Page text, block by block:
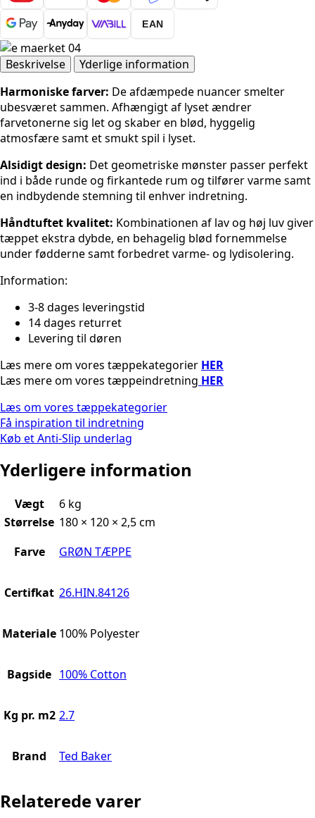
Rund
Jasper
Grøn
antal
EAN
Beskrivelse
Yderlige information
Harmoniske farver: De afdæmpede nuancer smelter
ubesværet sammen. Afhængigt af lyset ændrer
farvetonerne sig let og skaber en blød, hyggelig
atmosfære samt et smukt spil i lyset.
Alsidigt design: Det geometriske mønster passer perfekt
ind i både runde og firkantede rum og tilfører varme samt
en indbydende stemning til enhver indretning.
Håndtuftet kvalitet: Kombinationen af lav og høj luv giver
tæppet ekstra dybde, en behagelig blød fornemmelse
under fødderne samt forbedret varme- og lydisolering.
Information:
3-8 dages leveringstid
14 dages returret
Levering til døren
Læs mere om vores tæppekategorier HER
Læs mere om vores tæppeindretning HER
Læs om vores tæppekategorier
Få inspiration til indretning
Køb et Anti-Slip underlag
Yderligere information
Vægt
6 kg
Størrelse 180 × 120 × 2,5 cm
Farve
GRØN TÆPPE
Certifkat 26.HIN.84126
Materiale 100% Polyester
Bagside 100% Cotton
Kg pr. m2 2.7
Brand Ted Baker
Relaterede varer